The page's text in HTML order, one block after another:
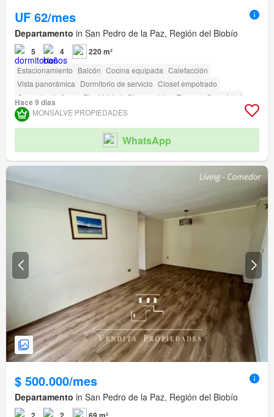
UF 62/mes
Departamento in San Pedro de la Paz, Región del Biobío
5 4 220 m²
Estacionamiento Balcón Cocina equipada Calefacción
Vista panorámica Dormitorio de servicio Closet empotrado
Gas natural
Agua Electricidad Sin amueblar Terraza
Seguridad
Gimnasio Piscina Ascensor Conserje
Caseta de vigilancia
Acceso para personas con discapacidad
Hace 9 días
MONSALVE PROPIEDADES
WhatsApp
$ 500.000/mes
Departamento in San Pedro de la Paz, Región del Biobío